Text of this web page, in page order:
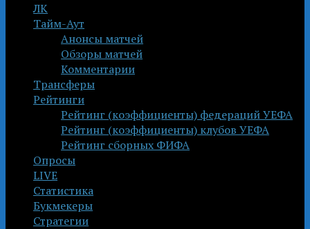
ЛК
Тайм-Аут
Анонсы матчей
Обзоры матчей
Комментарии
Трансферы
Рейтинги
Рейтинг (коэффициенты) федераций УЕФА
Рейтинг (коэффициенты) клубов УЕФА
Рейтинг сборных ФИФА
Опросы
LIVE
Статистика
Букмекеры
Стратегии